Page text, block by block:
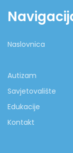
Naslovnica
Autizam
Savjetovalište
Edukacije
Kontakt